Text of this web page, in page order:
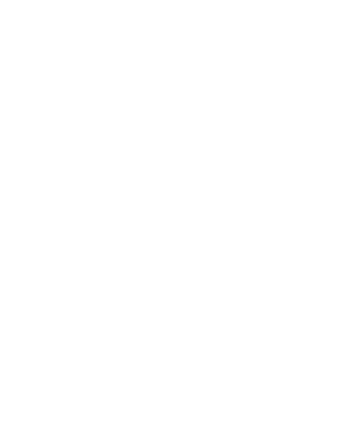
Артикул 1726205-2RS1
наружное кольцо.